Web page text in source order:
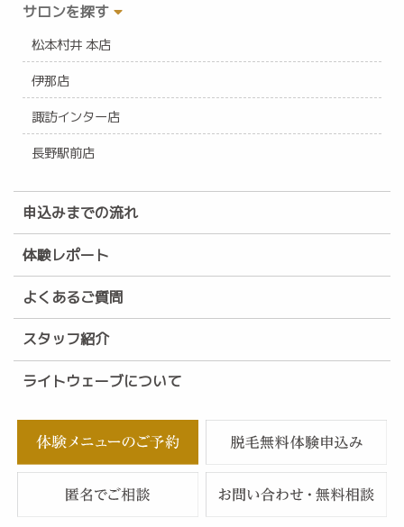
サロンを探す
松本村井 本店
伊那店
諏訪インター店
長野駅前店
申込みまでの流れ
体験レポート
よくあるご質問
スタッフ紹介
ライトウェーブについて